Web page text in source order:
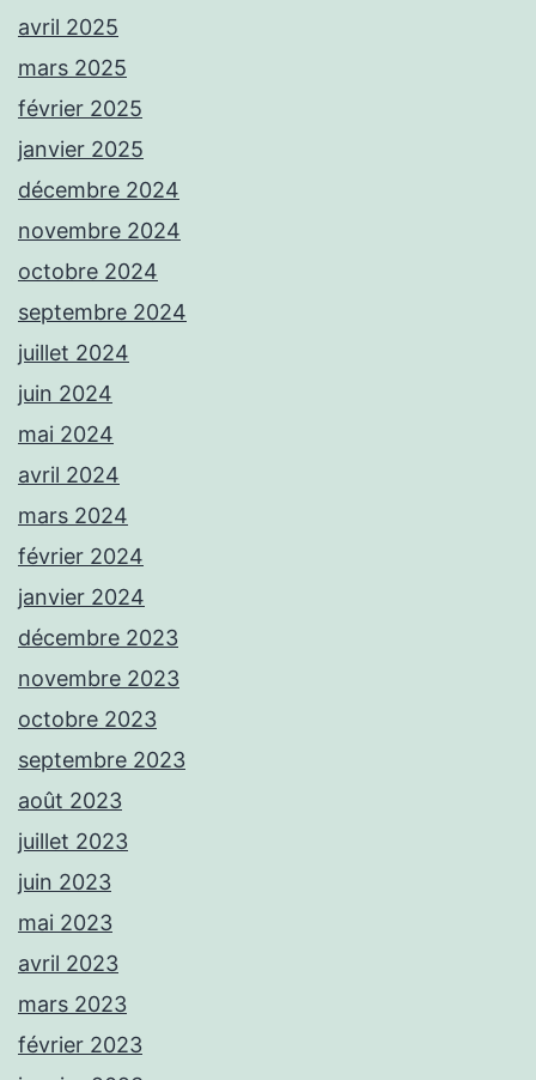
avril 2025
mars 2025
février 2025
janvier 2025
décembre 2024
novembre 2024
octobre 2024
septembre 2024
juillet 2024
juin 2024
mai 2024
avril 2024
mars 2024
février 2024
janvier 2024
décembre 2023
novembre 2023
octobre 2023
septembre 2023
août 2023
juillet 2023
juin 2023
mai 2023
avril 2023
mars 2023
février 2023